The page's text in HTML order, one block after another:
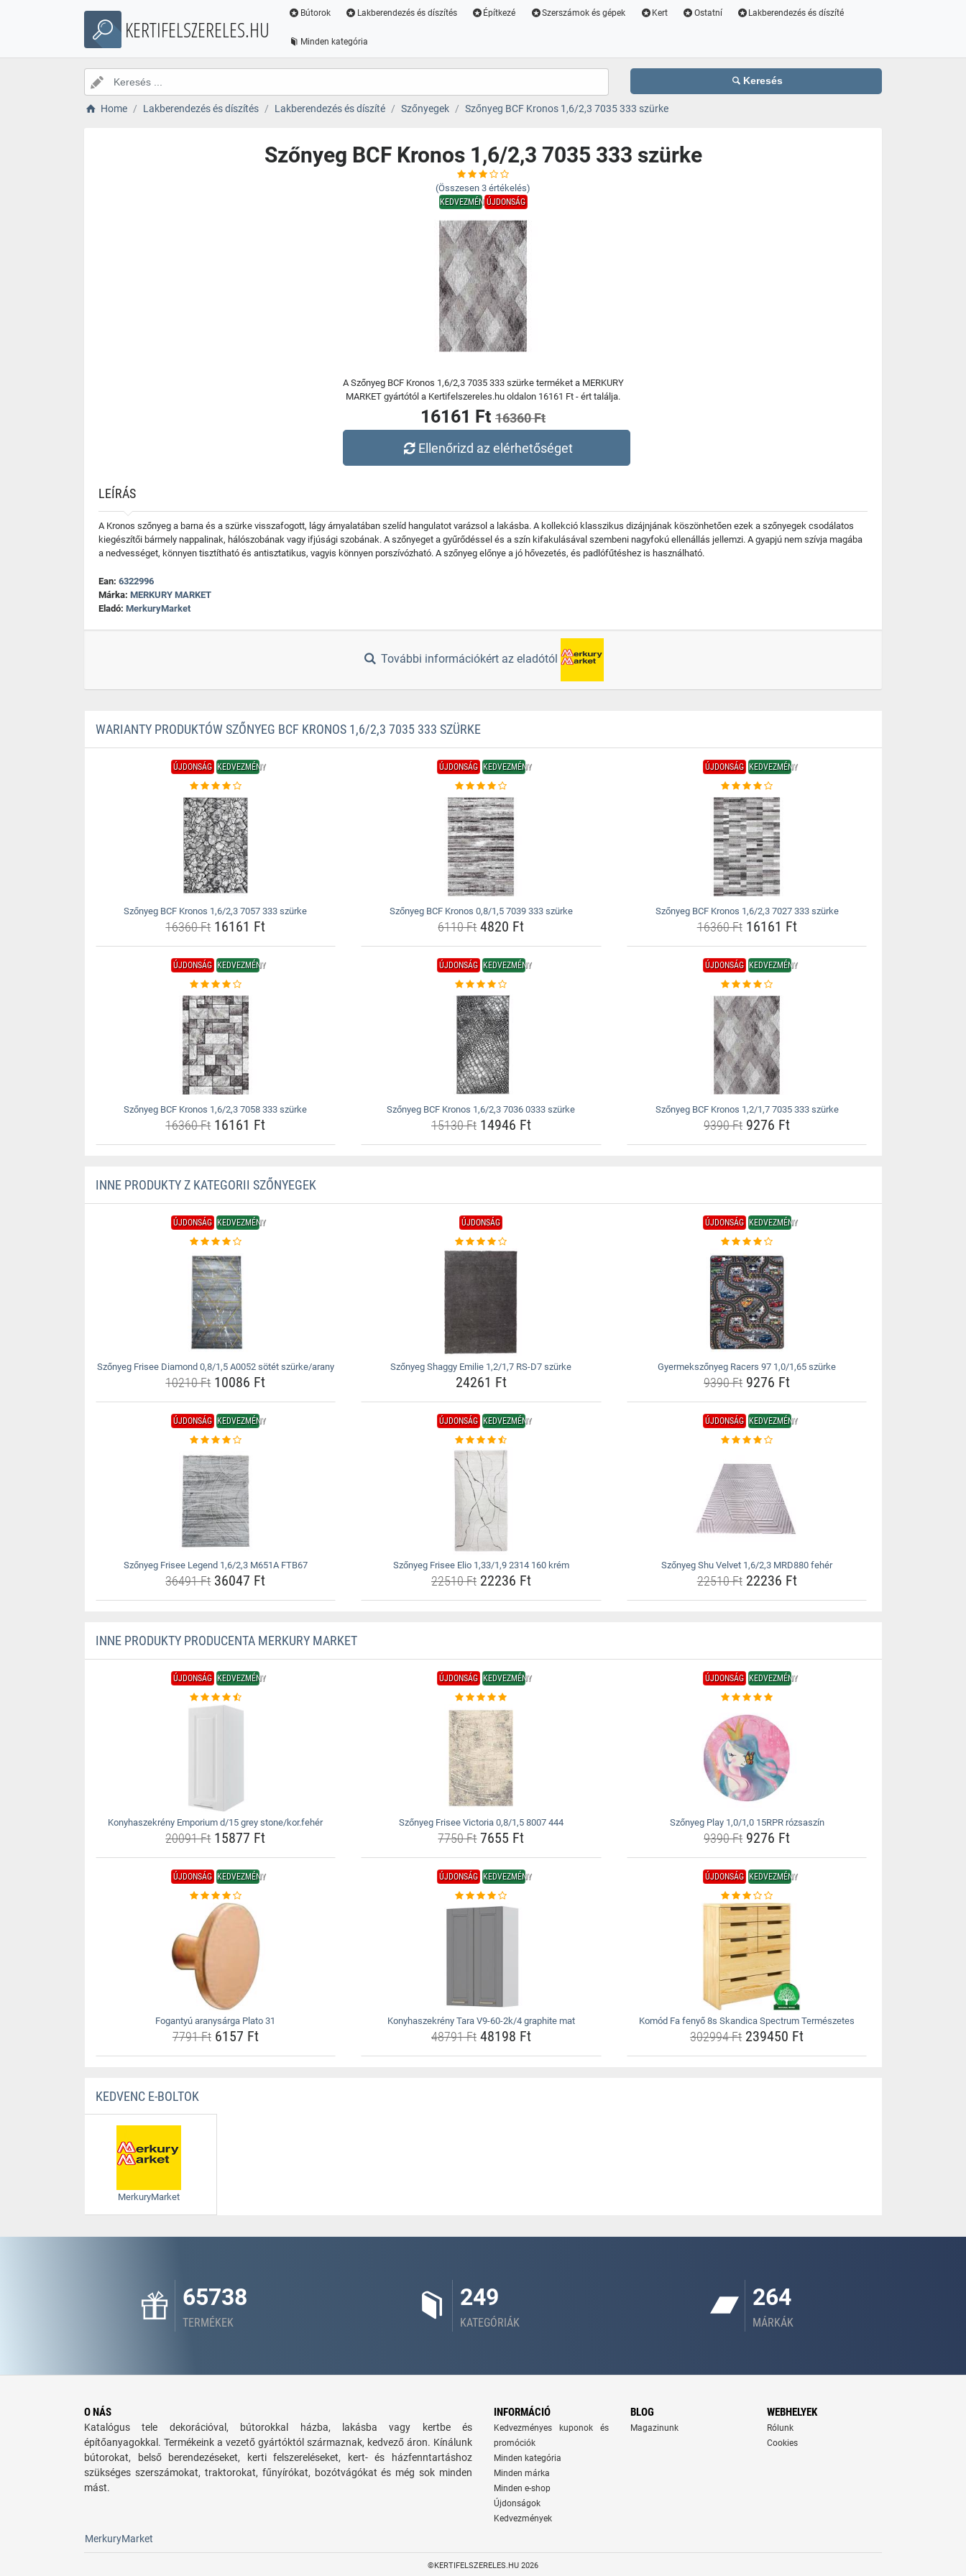
KERTIFELSZERELES.HU
Bútorok Lakberendezés és díszítés Építkezé Szerszámok és gépek Kert Ostatní Lakberendezés és díszíté
Minden kategória
Keresés
Home Lakberendezés és díszítés Lakberendezés és díszíté Szőnyegek Szőnyeg BCF Kronos 1,6/2,3 7035 333 szürke
Szőnyeg BCF Kronos 1,6/2,3 7035 333 szürke
(Összesen 3 értékelés)
KEDVEZMÉNYÚJDONSÁG
A Szőnyeg BCF Kronos 1,6/2,3 7035 333 szürke terméket a MERKURY
MARKET gyártótól a Kertifelszereles.hu oldalon 16161 Ft - ért találja.
16161 Ft 16360 Ft
Ellenőrizd az elérhetőséget
LEÍRÁS
A Kronos szőnyeg a barna és a szürke visszafogott, lágy árnyalatában szelíd hangulatot varázsol a lakásba. A kollekció klasszikus dizájnjának köszönhetően ezek a szőnyegek csodálatos
kiegészítői bármely nappalinak, hálószobának vagy ifjúsági szobának. A szőnyeget a gyűrődéssel és a szín kifakulásával szembeni nagyfokú ellenállás jellemzi. A gyapjú nem szívja magába
a nedvességet, könnyen tisztítható és antisztatikus, vagyis könnyen porszívózható. A szőnyeg előnye a jó hővezetés, és padlófűtéshez is használható.
Ean: 6322996
Márka: MERKURY MARKET
Eladó: MerkuryMarket
További információkért az eladótól
WARIANTY PRODUKTÓW SZŐNYEG BCF KRONOS 1,6/2,3 7035 333 SZÜRKE
ÚJDONSÁG KEDVEZMÉNY
Szőnyeg BCF Kronos 1,6/2,3 7057 333 szürke
16360 Ft16161 Ft
ÚJDONSÁG KEDVEZMÉNY
Szőnyeg BCF Kronos 0,8/1,5 7039 333 szürke
6110 Ft4820 Ft
ÚJDONSÁG KEDVEZMÉNY
Szőnyeg BCF Kronos 1,6/2,3 7027 333 szürke
16360 Ft16161 Ft
ÚJDONSÁG KEDVEZMÉNY
Szőnyeg BCF Kronos 1,6/2,3 7058 333 szürke
16360 Ft16161 Ft
ÚJDONSÁG KEDVEZMÉNY
Szőnyeg BCF Kronos 1,6/2,3 7036 0333 szürke
15130 Ft14946 Ft
ÚJDONSÁG KEDVEZMÉNY
Szőnyeg BCF Kronos 1,2/1,7 7035 333 szürke
9390 Ft 9276 Ft
INNE PRODUKTY Z KATEGORII SZŐNYEGEK
ÚJDONSÁG KEDVEZMÉNY
Szőnyeg Frisee Diamond 0,8/1,5 A0052 sötét szürke/arany
10210 Ft10086 Ft
ÚJDONSÁG
Szőnyeg Shaggy Emilie 1,2/1,7 RS-D7 szürke
24261 Ft
ÚJDONSÁG KEDVEZMÉNY
Gyermekszőnyeg Racers 97 1,0/1,65 szürke
9390 Ft 9276 Ft
ÚJDONSÁG KEDVEZMÉNY
Szőnyeg Frisee Legend 1,6/2,3 M651A FTB67
36491 Ft36047 Ft
ÚJDONSÁG KEDVEZMÉNY
Szőnyeg Frisee Elio 1,33/1,9 2314 160 krém
22510 Ft22236 Ft
ÚJDONSÁG KEDVEZMÉNY
Szőnyeg Shu Velvet 1,6/2,3 MRD880 fehér
22510 Ft22236 Ft
INNE PRODUKTY PRODUCENTA MERKURY MARKET
ÚJDONSÁG KEDVEZMÉNY
Konyhaszekrény Emporium d/15 grey stone/kor.fehér
20091 Ft15877 Ft
ÚJDONSÁG KEDVEZMÉNY
Szőnyeg Frisee Victoria 0,8/1,5 8007 444
7750 Ft7655 Ft
ÚJDONSÁG KEDVEZMÉNY
Szőnyeg Play 1,0/1,0 15RPR rózsaszín
9390 Ft 9276 Ft
ÚJDONSÁG KEDVEZMÉNY
Fogantyú aranysárga Plato 31
7791 Ft6157 Ft
ÚJDONSÁG KEDVEZMÉNY
Konyhaszekrény Tara V9-60-2k/4 graphite mat
48791 Ft48198 Ft
ÚJDONSÁG KEDVEZMÉNY
Komód Fa fenyő 8s Skandica Spectrum Természetes
302994 Ft 239450 Ft
KEDVENC E-BOLTOK
MerkuryMarket
65738
TERMÉKEK
249
KATEGÓRIÁK
264
MÁRKÁK
O NÁS
Katalógus tele dekorációval, bútorokkal házba, lakásba vagy kertbe és
építőanyagokkal. Termékeink a vezető gyártóktól származnak, kedvező áron. Kínálunk
bútorokat, belső berendezéseket, kerti felszereléseket, kert- és házfenntartáshoz
szükséges szerszámokat, traktorokat, fűnyírókat, bozótvágókat és még sok minden
mást.
INFORMÁCIÓ
Kedvezményes kuponok és
promóciók
Minden kategória
Minden márka
Minden e-shop
Újdonságok
Kedvezmények
BLOG
Magazinunk
WEBHELYEK
Rólunk
Cookies
MerkuryMarket
©KERTIFELSZERELES.HU 2026